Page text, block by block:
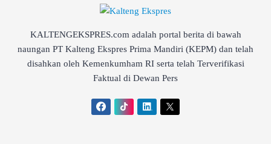
KALTENGEKSPRES.com adalah portal berita di bawah
naungan PT Kalteng Ekspres Prima Mandiri (KEPM) dan telah
disahkan oleh Kemenkumham RI serta telah Terverifikasi
Faktual di Dewan Pers